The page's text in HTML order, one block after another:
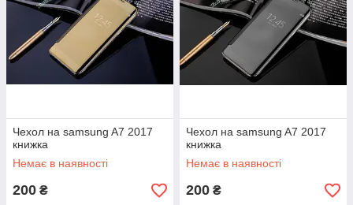
Чехол на samsung A7 2017
книжка
Немає в наявності
200 ₴
Чехол на samsung A7 2017
книжка
Немає в наявності
200 ₴